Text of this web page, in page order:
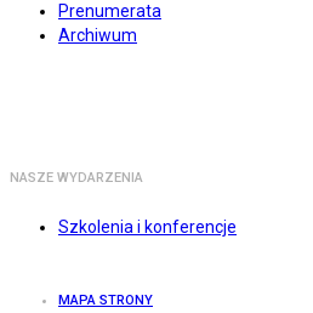
Prenumerata
Archiwum
NASZE WYDARZENIA
Szkolenia i konferencje
MAPA STRONY